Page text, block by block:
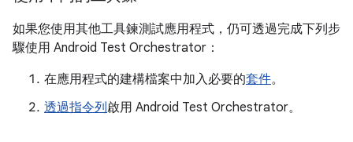
如果您使用其他工具鍊測試應用程式，仍可透過完成下列步
驟使用 Android Test Orchestrator：
在應用程式的建構檔案中加入必要的套件。
透過指令列啟用 Android Test Orchestrator。